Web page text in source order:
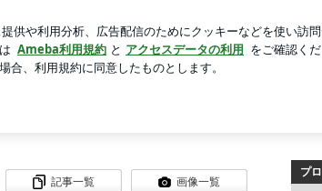
やわたろう）のブログ【公式】
新規登録
う）のブログ【公式】
記事一覧 画像一覧
プ